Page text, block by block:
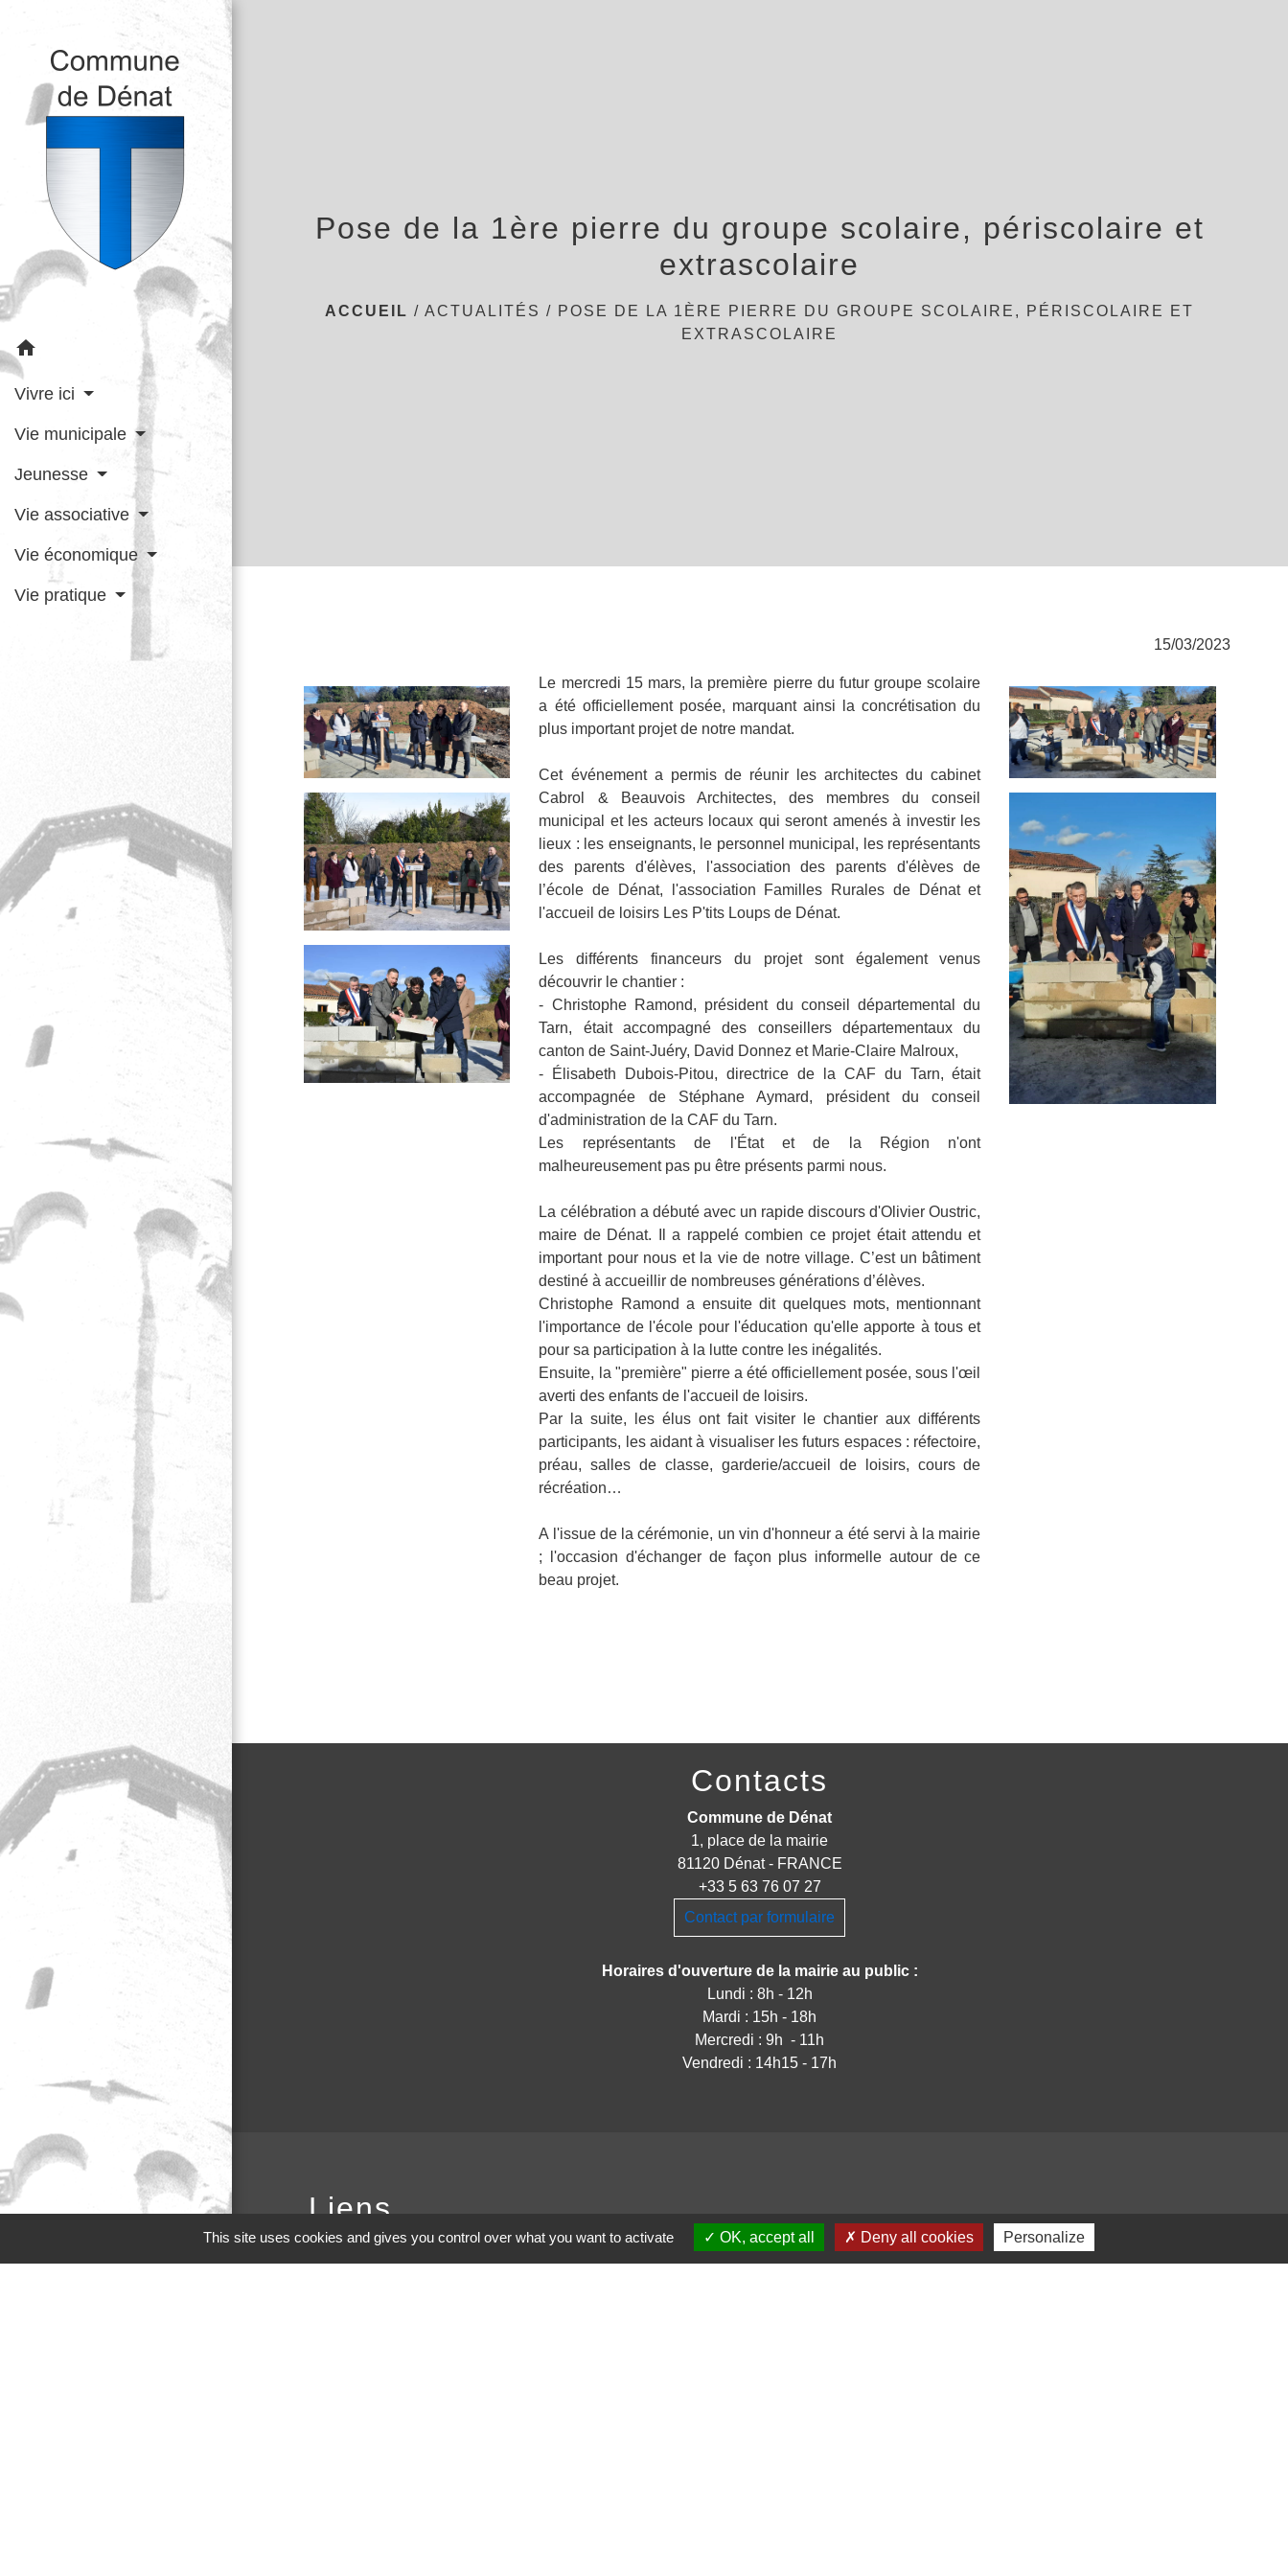
home
Vivre ici
Vie municipale
Jeunesse
Vie associative
Vie économique
Vie pratique
Pose de la 1ère pierre du groupe scolaire, périscolaire et
extrascolaire
ACCUEIL /ACTUALITÉS / POSE DE LA 1ÈRE PIERRE DU GROUPE SCOLAIRE, PÉRISCOLAIRE ET
EXTRASCOLAIRE
15/03/2023
Le mercredi 15 mars, la première pierre du futur groupe scolaire
a été officiellement posée, marquant ainsi la concrétisation du
plus important projet de notre mandat.
Cet événement a permis de réunir les architectes du cabinet
Cabrol & Beauvois Architectes, des membres du conseil
municipal et les acteurs locaux qui seront amenés à investir les
lieux : les enseignants, le personnel municipal, les représentants
des parents d'élèves, l'association des parents d'élèves de
l’école de Dénat, l'association Familles Rurales de Dénat et
l'accueil de loisirs Les P'tits Loups de Dénat.
Les différents financeurs du projet sont également venus
découvrir le chantier :
- Christophe Ramond, président du conseil départemental du
Tarn, était accompagné des conseillers départementaux du
canton de Saint-Juéry, David Donnez et Marie-Claire Malroux,
- Élisabeth Dubois-Pitou, directrice de la CAF du Tarn, était
accompagnée de Stéphane Aymard, président du conseil
d'administration de la CAF du Tarn.
Les représentants de l'État et de la Région n'ont
malheureusement pas pu être présents parmi nous.
La célébration a débuté avec un rapide discours d'Olivier Oustric,
maire de Dénat. Il a rappelé combien ce projet était attendu et
important pour nous et la vie de notre village. C’est un bâtiment
destiné à accueillir de nombreuses générations d’élèves.
Christophe Ramond a ensuite dit quelques mots, mentionnant
l'importance de l'école pour l'éducation qu'elle apporte à tous et
pour sa participation à la lutte contre les inégalités.
Ensuite, la "première" pierre a été officiellement posée, sous l'œil
averti des enfants de l'accueil de loisirs.
Par la suite, les élus ont fait visiter le chantier aux différents
participants, les aidant à visualiser les futurs espaces : réfectoire,
préau, salles de classe, garderie/accueil de loisirs, cours de
récréation…
A l'issue de la cérémonie, un vin d'honneur a été servi à la mairie
; l'occasion d'échanger de façon plus informelle autour de ce
beau projet.
Contacts
Commune de Dénat
1, place de la mairie
81120 Dénat - FRANCE
+33 5 63 76 07 27
Contact par formulaire
Horaires d'ouverture de la mairie au public :
Lundi : 8h - 12h
Mardi : 15h - 18h
Mercredi : 9h - 11h
Vendredi : 14h15 - 17h
Liens
This site uses cookies and gives you control over what you want to activate OK, accept all Deny all cookies Personalize